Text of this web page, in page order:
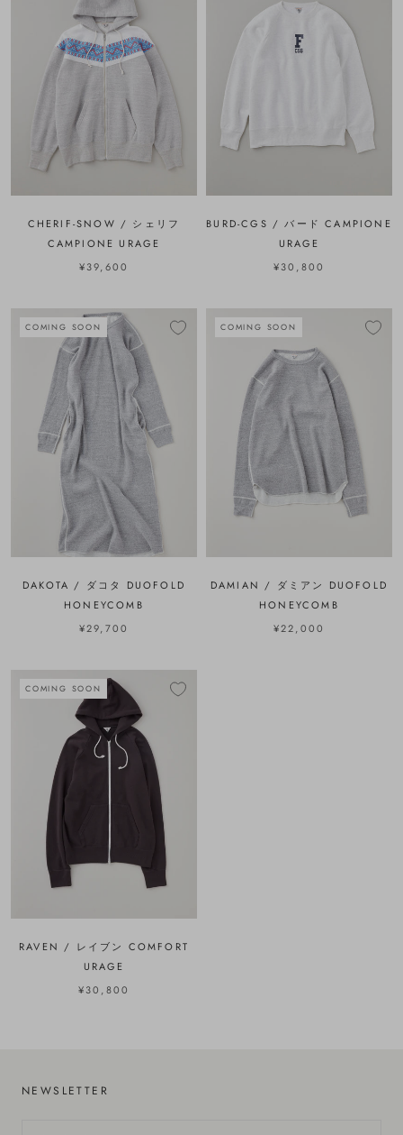
CHERIF-SNOW / シェリフ
CAMPIONE URAGE
¥39,600
BURD-CGS / バード CAMPIONE
URAGE
¥30,800
COMING SOON
DAKOTA / ダコタ DUOFOLD
HONEYCOMB
¥29,700
COMING SOON
DAMIAN / ダミアン DUOFOLD
HONEYCOMB
¥22,000
COMING SOON
RAVEN / レイブン COMFORT
URAGE
¥30,800
NEWSLETTER